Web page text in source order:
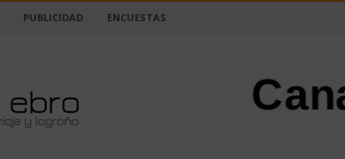
PUBLICIDAD ENCUESTAS